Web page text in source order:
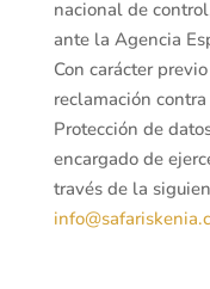
nacional de
ante la Agencia
Con carácter
reclamación
Protección de
encargado de
través de la